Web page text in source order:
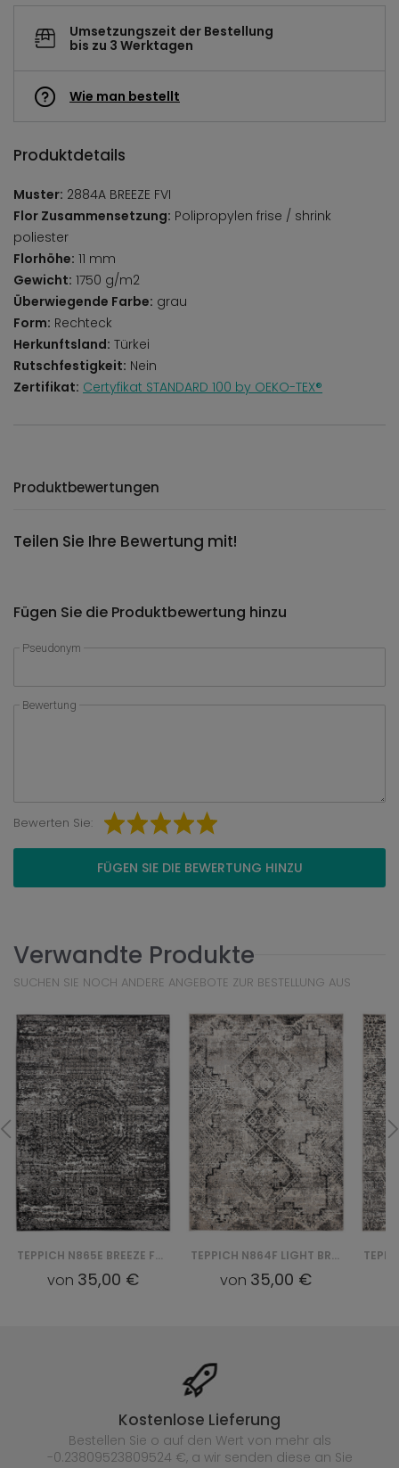
Umsetzungszeit der Bestellung
bis zu 3 Werktagen
Wie man bestellt
Produktdetails
Muster: 2884A BREEZE FVI
Flor Zusammensetzung: Polipropylen frise / shrink
poliester
Florhöhe: 11 mm
Gewicht: 1750 g/m2
Überwiegende Farbe: grau
Form: Rechteck
Herkunftsland: Türkei
Rutschfestigkeit: Nein
Zertifikat: Certyfikat STANDARD 100 by OEKO-TEX®
Produktbewertungen
Teilen Sie Ihre Bewertung mit!
Fügen Sie die Produktbewertung hinzu
Pseudonym
Bewertung
Bewerten Sie:
FÜGEN SIE DIE BEWERTUNG HINZU
Verwandte Produkte
SUCHEN SIE NOCH ANDERE ANGEBOTE ZUR BESTELLUNG AUS
TEPPICH N865E BREEZE FVI - CZARNY
von 35,00 €
TEPPICH N864F LIGHT BREEZE FVI - SZARY
von 35,00 €
Kostenlose Lieferung
Bestellen Sie o auf den Wert von mehr als
-0.23809523809524 €, a wir senden diese an Sie